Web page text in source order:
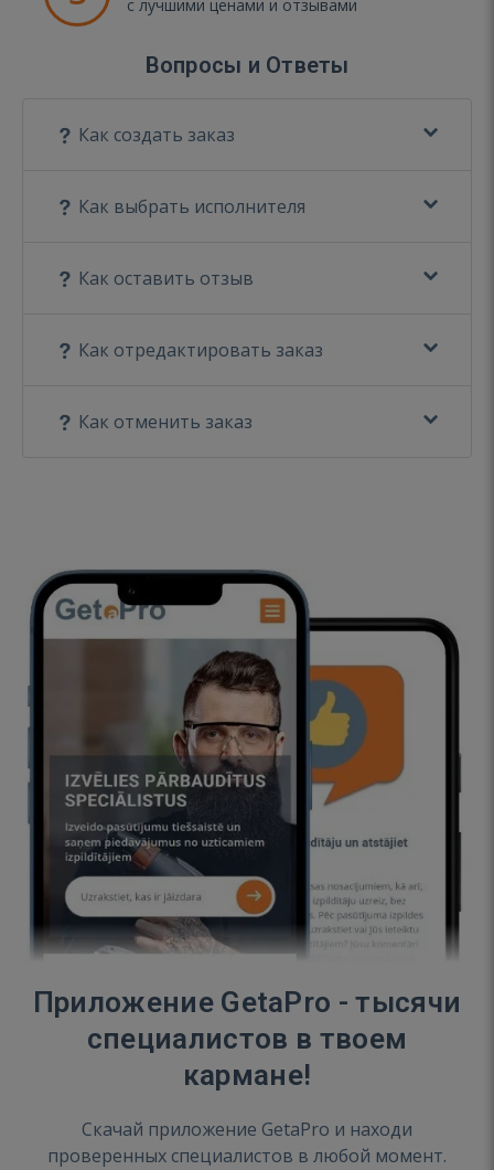
с лучшими ценами и отзывами
Вопросы и Ответы
Как создать заказ
Как выбрать исполнителя
Как оставить отзыв
Как отредактировать заказ
Как отменить заказ
Приложение GetaPro - тысячи
специалистов в твоем
кармане!
Скачай приложение GetaPro и находи
проверенных специалистов в любой момент.